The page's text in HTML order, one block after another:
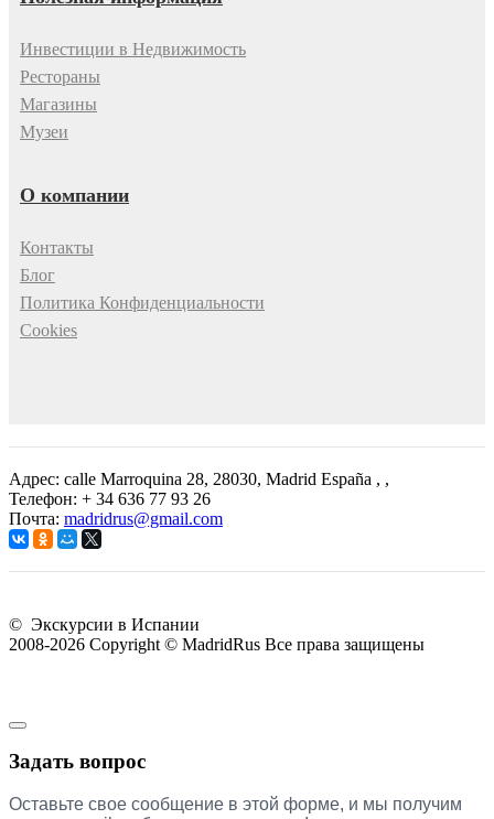
Инвестиции в Недвижимость
Рестораны
Магазины
Музеи
О компании
Контакты
Блог
Политика Конфиденциальности
Cookies
Адрес: calle Marroquina 28, 28030, Madrid España , ,
Телефон: + 34 636 77 93 26
Почта: madridrus@gmail.com
© Экскурсии в Испании
2008-2026 Copyright © MadridRus Все права защищены
Задать вопрос
Оставьте свое сообщение в этой форме, и мы получим